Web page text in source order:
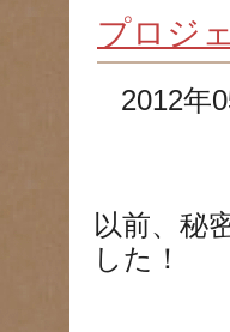
プロジ
2012年
以前、秘
した！